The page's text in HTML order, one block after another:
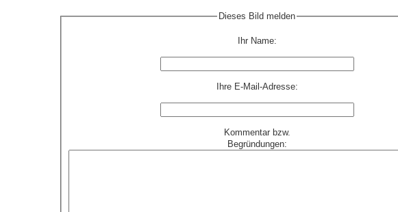
Dieses Bild melden
Ihr Name:
Ihre E-Mail-Adresse:
Kommentar bzw.
Begründungen: